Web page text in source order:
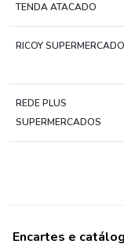
TENDA ATACADO
RICOY
REDE PLUS
SUPERMERCADOS
Encartes e